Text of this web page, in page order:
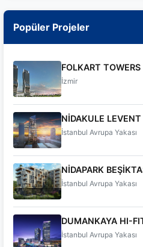
Popüler Projeler
FOLKART TOWERS
İzmir
NİDAKULE LEVENT
İstanbul Avrupa Yakası
NİDAPARK
İstanbul Avrupa Yakası
DUMANKAYA HI-
İstanbul Avrupa Yakası